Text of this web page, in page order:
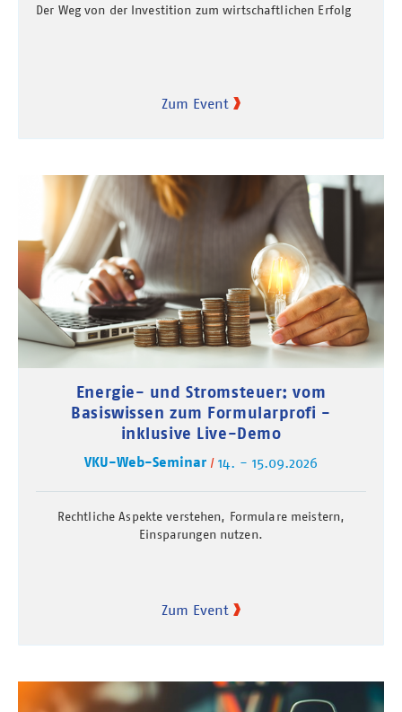
Der Weg von der Investition zum wirtschaftlichen Erfolg
Zum Event
Energie- und Stromsteuer: vom
Basiswissen zum Formularprofi -
inklusive Live-Demo
VKU-Web-Seminar 14. - 15.09.2026
Rechtliche Aspekte verstehen, Formulare meistern,
Einsparungen nutzen.
Zum Event